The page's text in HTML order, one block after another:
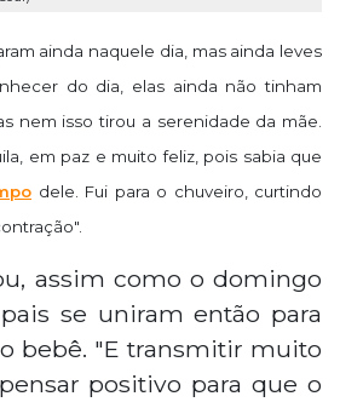
ainda naquele dia, mas ainda leves
do dia, elas ainda não tinham
nem isso tirou a serenidade da mãe.
em paz e muito feliz, pois sabia que
dele. Fui para o chuveiro, curtindo
assim como o domingo
se uniram então para
bebê. "E transmitir muito
positivo para que o